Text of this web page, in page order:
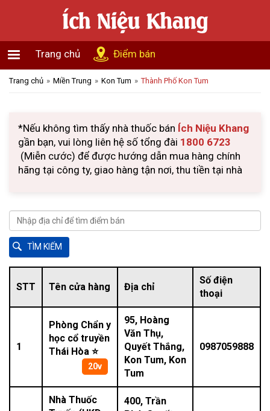
Trang chủ Điểm bán
Trang chủ Miền Trung Kon Tum Thành Phố Kon Tum
*Nếu không tìm thấy nhà thuốc bán Ích Niệu Khang
gần bạn, vui lòng liên hệ số tổng đài 1800 6723
(Miễn cước) để được hướng dẫn mua hàng chính
hãng tại công ty, giao hàng tận nơi, thu tiền tại nhà
STT Tên cửa hàng Địa chỉ
Số điện
thoại
1
Phòng Chẩn y
học cổ truyền
Thái Hòa ⭐
20v
95, Hoàng
Văn Thụ,
Quyết Thắng,
Kon Tum, Kon
Tum
0987059888
Nhà Thuốc
400, Trần